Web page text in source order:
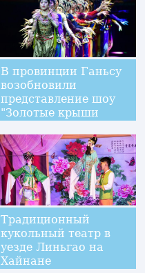
В провинции Ганьсу
возобновили
представление шоу
"Золотые крыши
Традиционный
кукольный театр в
уезде Линьгао на
Хайнане